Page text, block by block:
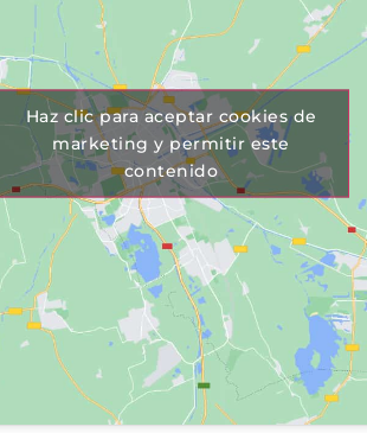
Haz clic para aceptar cookies de
marketing y permitir este
contenido